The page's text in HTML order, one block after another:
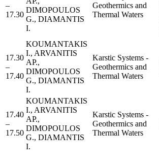
–
17.30
DIMOPOULOS
G., DIAMANTIS
I.
Geothermics and
Thermal Waters
17.30
–
17.40
KOUMANTAKIS
I., ARVANITIS
AP.,
DIMOPOULOS
G., DIAMANTIS
I.
Karstic Systems -
Geothermics and
Thermal Waters
17.40
–
17.50
KOUMANTAKIS
I., ARVANITIS
AP.,
DIMOPOULOS
G., DIAMANTIS
I.
Karstic Systems -
Geothermics and
Thermal Waters